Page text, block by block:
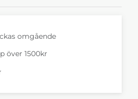
omgående
över 1500kr